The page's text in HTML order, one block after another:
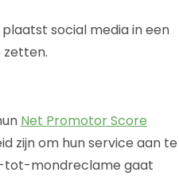
social media in een
Net Promotor Score
zijn om hun service aan te
tot-mondreclame gaat